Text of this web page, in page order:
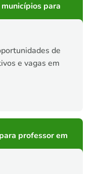
para
de
e vagas em
professor em